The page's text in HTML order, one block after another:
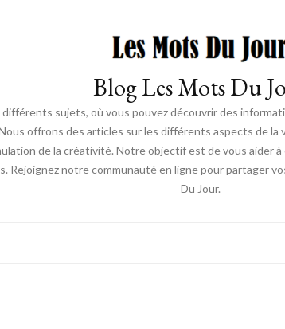
Blog Les Mots Du
sujets, où vous pouvez découvrir des
offrons des articles sur les différents aspects de
de la créativité. Notre objectif est de vous
notre communauté en ligne pour partager
Du Jour.